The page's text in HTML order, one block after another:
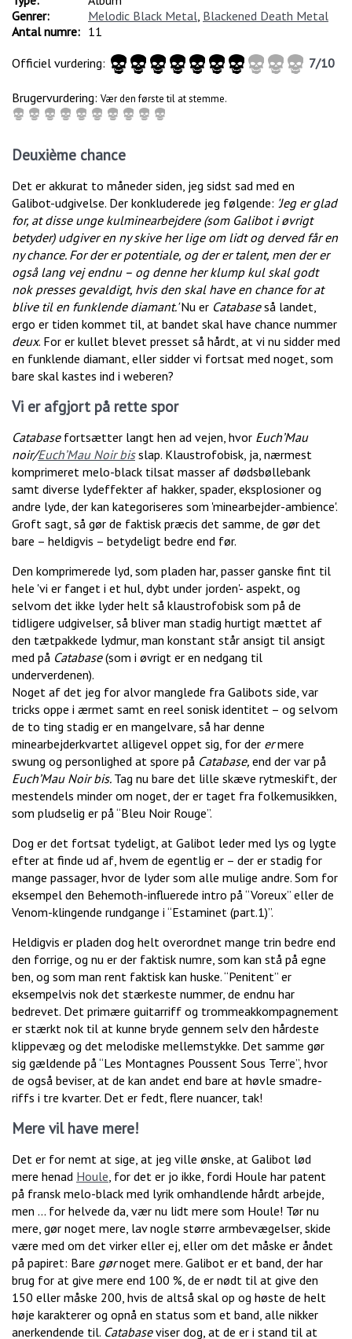
Genrer:
Melodic Black Metal Blackened Death Metal
Antal numre: 11
Officiel vurdering:
7/10
Brugervurdering: Vær den første til at stemme.
Deuxième chance
Det er akkurat to måneder siden, jeg sidst sad med en
Galibot-udgivelse. Der konkluderede jeg følgende: 'Jeg er glad
for, at disse unge kulminearbejdere (som Galibot i øvrigt
betyder) udgiver en ny skive her lige om lidt og derved får en
ny chance. For der er potentiale, og der er talent, men der er
også lang vej endnu – og denne her klump kul skal godt
nok presses gevaldigt, hvis den skal have en chance for at
blive til en funklende diamant.'Nu er Catabaseså landet,
ergo er tiden kommet til, at bandet skal have chance nummer
deux. For er kullet blevet presset så hårdt, at vi nu sidder med
en funklende diamant, eller sidder vi fortsat med noget, som
bare skal kastes ind i weberen?
Vi er afgjort på rette spor
Catabase fortsætter langt hen ad vejen, hvor Euch’Mau
noir/Euch’Mau Noir bis slap. Klaustrofobisk, ja, nærmest
komprimeret melo-black tilsat masser af dødsbøllebank
samt diverse lydeffekter af hakker, spader, eksplosioner og
andre lyde, der kan kategoriseres som 'minearbejder-ambience'.
Groft sagt, så gør de faktisk præcis det samme, de gør det
bare – heldigvis – betydeligt bedre end før.
Den komprimerede lyd, som pladen har, passer ganske fint til
hele 'vi er fanget i et hul, dybt under jorden'- aspekt, og
selvom det ikke lyder helt så klaustrofobisk som på de
tidligere udgivelser, så bliver man stadig hurtigt mættet af
den tætpakkede lydmur, man konstant står ansigt til ansigt
med på Catabase(som i øvrigt er en nedgang til
underverdenen).
Noget af det jeg for alvor manglede fra Galibots side, var
tricks oppe i ærmet samt en reel sonisk identitet – og selvom
de to ting stadig er en mangelvare, så har denne
minearbejderkvartet alligevel oppet sig, for der ermere
swung og personlighed at spore på Catabase, end der var på
Euch’Mau Noir bis. Tag nu bare det lille skæve rytmeskift, der
mestendels minder om noget, der er taget fra folkemusikken,
som pludselig er på “Bleu Noir Rouge”.
Dog er det fortsat tydeligt, at Galibot leder med lys og lygte
efter at finde ud af, hvem de egentlig er – der er stadig for
mange passager, hvor de lyder som alle mulige andre. Som for
eksempel den Behemoth-influerede intro på “Voreux” eller de
Venom-klingende rundgange i “Estaminet (part.1)”.
Heldigvis er pladen dog helt overordnet mange trin bedre end
den forrige, og nu er der faktisk numre, som kan stå på egne
ben, og som man rent faktisk kan huske. “Penitent” er
eksempelvis nok det stærkeste nummer, de endnu har
bedrevet. Det primære guitarriff og trommeakkompagnement
er stærkt nok til at kunne bryde gennem selv den hårdeste
klippevæg og det melodiske mellemstykke. Det samme gør
sig gældende på “Les Montagnes Poussent Sous Terre”, hvor
de også beviser, at de kan andet end bare at høvle smadre-
riffs i tre kvarter. Det er fedt, flere nuancer, tak!
Mere vil have mere!
Det er for nemt at sige, at jeg ville ønske, at Galibot lød
mere henad Houle, for det er jo ikke, fordi Houle har patent
på fransk melo-black med lyrik omhandlende hårdt arbejde,
men … for helvede da, vær nu lidt mere som Houle! Tør nu
mere, gør noget mere, lav nogle større armbevægelser, skide
være med om det virker eller ej, eller om det måske er åndet
på papiret: Bare gørnoget mere. Galibot er et band, der har
brug for at give mere end 100 %, de er nødt til at give den
150 eller måske 200, hvis de altså skal op og høste de helt
høje karakterer og opnå en status som et band, alle nikker
anerkendende til. Catabaseviser dog, at de er i stand til at